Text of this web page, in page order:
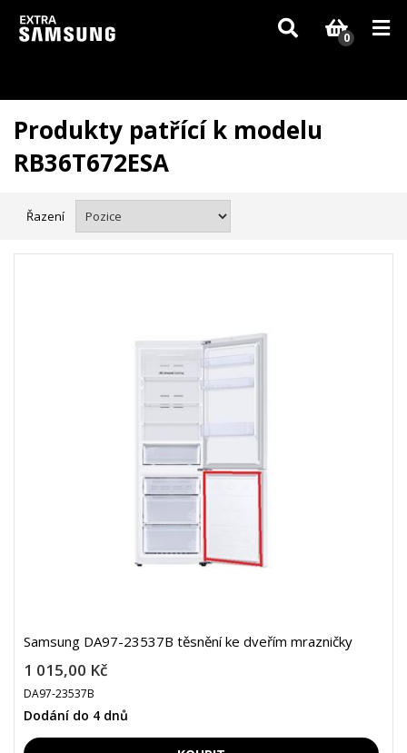
Vzhledem k aktuální situaci se může dodání dílů, které nejsou skladem,
zpozdit. Děkujeme za pochopení.
0
Produkty patřící k modelu
RB36T672ESA
Řazení
Samsung DA97-23537B těsnění ke dveřím mrazničky
1 015,00 Kč
DA97-23537B
Dodání do 4 dnů